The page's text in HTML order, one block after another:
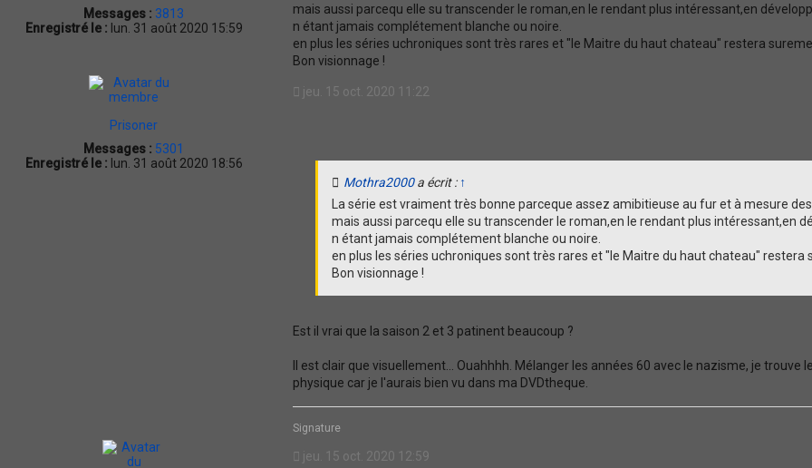
Messages : 3813
Enregistré le : lun. 31 août 2020 15:59
mais aussi parcequ elle su transcender le roman,en le rendant plus intéressant,en
n étant jamais complétement blanche ou noire.
en plus les séries uchroniques sont très rares et "le Maitre du haut chateau" restera
Bon visionnage !
Prisoner
Messages : 5301
Enregistré le : lun. 31 août 2020 18:56
jeu. 15 oct. 2020 11:22
Mothra2000a écrit : ↑
La série est vraiment très bonne parceque assez amibitieuse au fur et à mesure
mais aussi parcequ elle su transcender le roman,en le rendant plus intéressant,en
n étant jamais complétement blanche ou noire.
en plus les séries uchroniques sont très rares et "le Maitre du haut chateau" restera
Bon visionnage !
Est il vrai que la saison 2 et 3 patinent beaucoup ?
Il est clair que visuellement... Ouahhhh. Mélanger les années 60 avec le nazisme, je
physique car je l'aurais bien vu dans ma DVDtheque.
Signature
jeu. 15 oct. 2020 12:59